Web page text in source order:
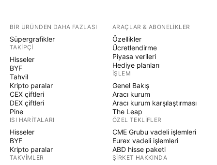
BIR ÜRÜNDEN DAHA FAZLASI
Süpergrafikler
TAKIPÇI
Hisseler
BYF
Tahvil
Kripto paralar
CEX çiftleri
DEX çiftleri
Pine
ISI HARITALARI
Hisseler
BYF
Kripto paralar
TAKVIMLER
ARAÇLAR & ABONELIKLER
Özellikler
Ücretlendirme
Piyasa verileri
Hediye planları
İŞLEM
Genel Bakış
Aracı kurum
Aracı kurum karşılaştırması
The Leap
ÖZEL TEKLIFLER
CME Grubu vadeli işlemleri
Eurex vadeli işlemleri
ABD hisse paketi
ŞIRKET HAKKINDA